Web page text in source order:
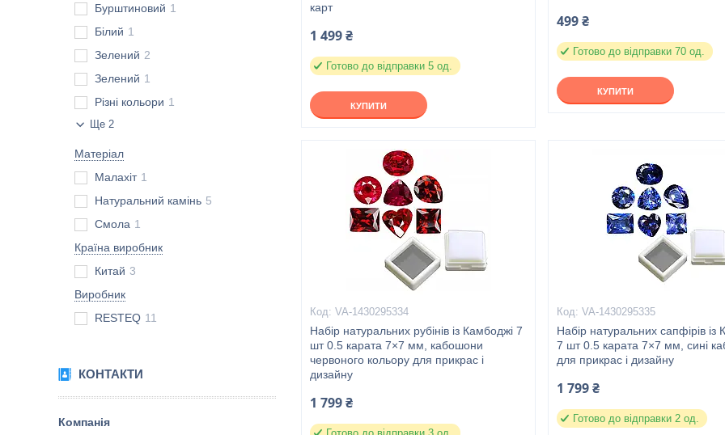
Бурштиновий 1
Білий 1
Зелений 2
Зелений 1
Різні кольори 1
Ще 2
Матеріал
Малахіт 1
Натуральний камінь 5
Смола 1
Країна виробник
Китай 3
Виробник
RESTEQ 11
КОНТАКТИ
карт
1 499 ₴
Готово до відправки 5 од.
КУПИТИ
499 ₴
Готово до відправки 70 од.
КУПИТИ
VA-1430295334
Набір натуральних рубінів із Камбоджі 7
шт 0.5 карата 7×7 мм, кабошони
червоного кольору для прикрас і
дизайну
1 799 ₴
VA-1430295335
Набір натуральних сапфірів із
7 шт 0.5 карата 7×7 мм, сині
для прикрас і дизайну
1 799 ₴
Готово до відправки 2 од.